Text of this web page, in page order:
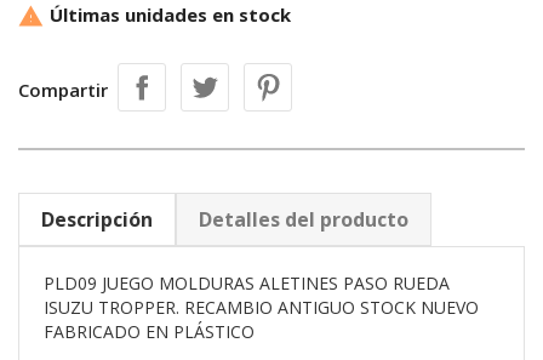
 Últimas unidades en stock
Compartir
Descripción Detalles del producto
PLD09 JUEGO MOLDURAS ALETINES PASO RUEDA
ISUZU TROPPER. RECAMBIO ANTIGUO STOCK NUEVO
FABRICADO EN PLÁSTICO